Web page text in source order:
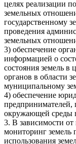
целях реализации
земельных
государственному
проведения
земельных
3) обеспечение
информацией о
состояния земель
органов в области
муниципальному
4) обеспечение
предпринимателей,
окружающей среды
3. В зависимости
мониторинг земель
использования